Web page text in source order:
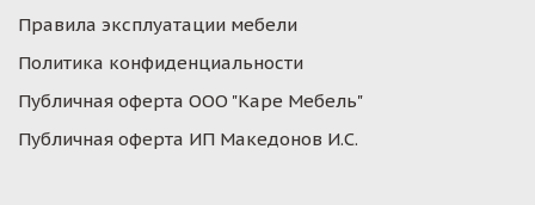
Правила эксплуатации мебели
Политика конфиденциальности
Публичная оферта ООО "Каре Мебель"
Публичная оферта ИП Македонов И.С.